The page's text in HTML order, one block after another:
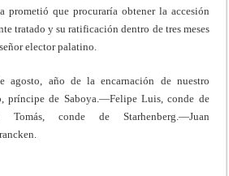
prometió que procuraría obtener la accesión
tratado y su ratificación dentro de tres meses
elector palatino.
agosto, año de la encarnación de nuestro
príncipe de Saboya.—Felipe Luis, conde de
Tomás, conde de Starhenberg.—Juan